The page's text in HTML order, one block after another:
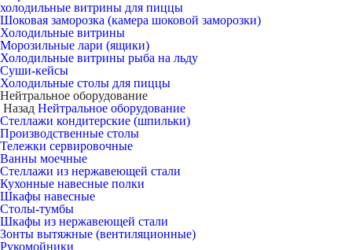
холодильные витрины для пиццы
Шоковая заморозка (камера шоковой заморозки)
Холодильные витрины
Морозильные лари (ящики)
Холодильные витрины рыба на льду
Суши-кейсы
Холодильные столы для пиццы
Нейтральное оборудование
Назад Нейтральное оборудование
Стеллажи кондитерские (шпильки)
Производственные столы
Тележки сервировочные
Ванны моечные
Стеллажи из нержавеющей стали
Кухонные навесные полки
Шкафы навесные
Столы-тумбы
Шкафы из нержавеющей стали
Зонты вытяжные (вентиляционные)
Рукомойники